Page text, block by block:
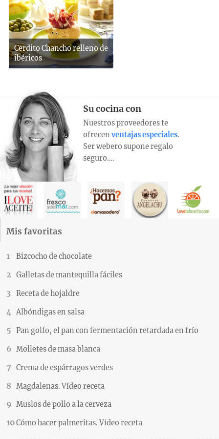
Cerdito Chancho relleno de
ibéricos
Su cocina con
Nuestros proveedores te
ofrecen ventajas especiales.
Ser webero supone regalo
seguro….
Mis favoritas
Bizcocho de chocolate
Galletas de mantequilla fáciles
Receta de hojaldre
Albóndigas en salsa
Pan golfo, el pan con fermentación retardada en frío
Molletes de masa blanca
Crema de espárragos verdes
Magdalenas. Vídeo receta
Muslos de pollo a la cerveza
Cómo hacer palmeritas. Vídeo receta